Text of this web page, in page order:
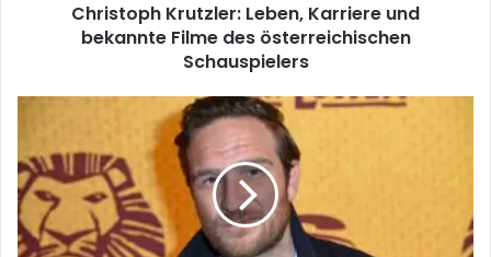
Christoph Krutzler: Leben, Karriere und
bekannte Filme des österreichischen
Schauspielers